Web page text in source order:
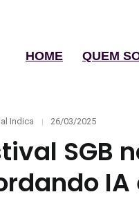
HOME QUEM
Indica
Posted
26/03/2025
SGB